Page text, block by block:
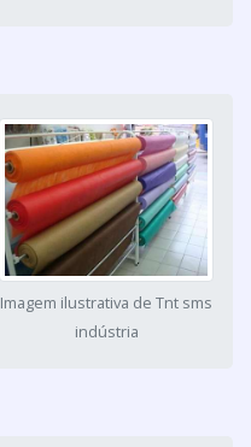
Imagem ilustrativa de Tnt sms
indústria